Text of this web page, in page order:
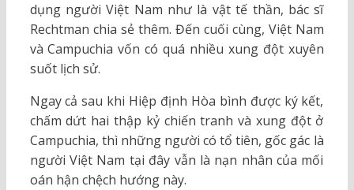
dụng người Việt Nam như là vật tế thần, bác sĩ
Rechtman chia sẻ thêm. Đến cuối cùng, Việt Nam
và Campuchia vốn có quá nhiều xung đột xuyên
suốt lịch sử.
Ngay cả sau khi Hiệp định Hòa bình được ký kết,
chấm dứt hai thập kỷ chiến tranh và xung đột ở
Campuchia, thì những người có tổ tiên, gốc gác là
người Việt Nam tại đây vẫn là nạn nhân của mối
oán hận chệch hướng này.